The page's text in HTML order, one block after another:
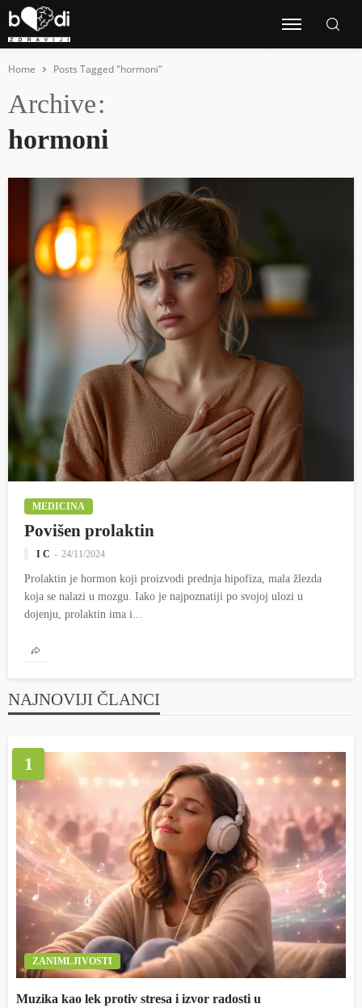
Home Posts Tagged "hormoni"
Archive
hormoni
MEDICINA
Povišen prolaktin
I C 24/11/2024
Prolaktin je hormon koji proizvodi prednja hipofiza, mala žlezda
koja se nalazi u mozgu. Iako je najpoznatiji po svojoj ulozi u
dojenju, prolaktin ima i...
NAJNOVIJI ČLANCI
1
ZANIMLJIVOSTI
Muzika kao lek protiv stresa i izvor radosti u